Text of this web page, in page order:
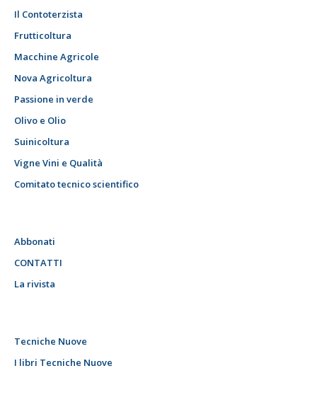
Il Contoterzista
Frutticoltura
Macchine Agricole
Nova Agricoltura
Passione in verde
Olivo e Olio
Suinicoltura
Vigne Vini e Qualità
Comitato tecnico scientifico
Abbonati
CONTATTI
La rivista
Tecniche Nuove
I libri Tecniche Nuove